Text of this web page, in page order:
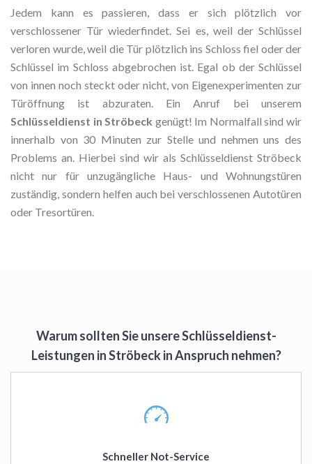
Jedem kann es passieren, dass er sich plötzlich vor
verschlossener Tür wiederfindet. Sei es, weil der Schlüssel
verloren wurde, weil die Tür plötzlich ins Schloss fiel oder der
Schlüssel im Schloss abgebrochen ist. Egal ob der Schlüssel
von innen noch steckt oder nicht, von Eigenexperimenten zur
Türöffnung ist abzuraten. Ein Anruf bei unserem
Schlüsseldienst in Ströbeck genügt! Im Normalfall sind wir
innerhalb von 30 Minuten zur Stelle und nehmen uns des
Problems an. Hierbei sind wir als Schlüsseldienst Ströbeck
nicht nur für unzugängliche Haus- und Wohnungstüren
zuständig, sondern helfen auch bei verschlossenen Autotüren
oder Tresortüren.
Warum sollten Sie unsere Schlüsseldienst-
Leistungen in Ströbeck in Anspruch nehmen?
Schneller Not-Service